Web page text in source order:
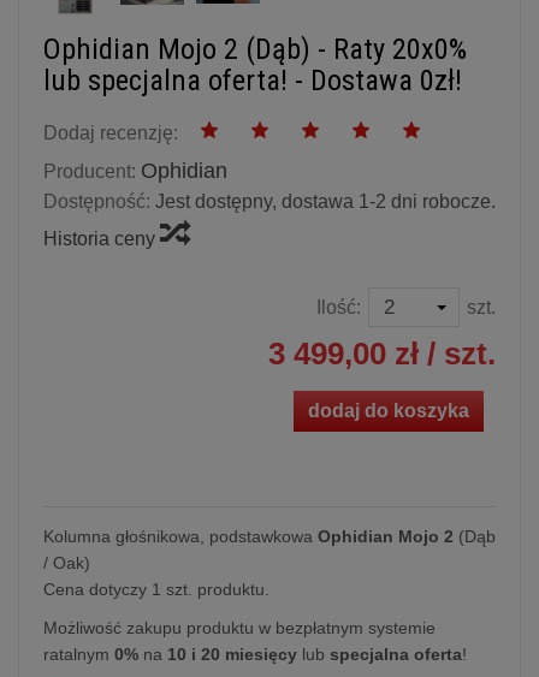
Ophidian Mojo 2 (Dąb) - Raty 20x0%
lub specjalna oferta! - Dostawa 0zł!
Dodaj recenzję:
Producent: Ophidian
Dostępność: Jest dostępny, dostawa 1-2 dni robocze.
Historia ceny
Ilość: szt.
3 499,00 zł / szt.
dodaj do koszyka
Kolumna głośnikowa, podstawkowa Ophidian Mojo 2 (Dąb
/ Oak)
Cena dotyczy 1 szt. produktu.
Możliwość zakupu produktu w bezpłatnym systemie
ratalnym 0% na 10 i 20 miesięcy lub specjalna oferta!